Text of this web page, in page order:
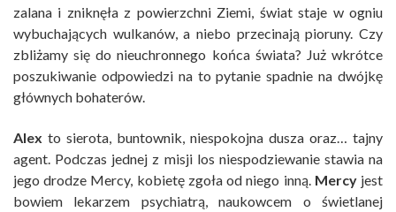
zalana i zniknęła z powierzchni Ziemi, świat staje w ogniu
wybuchających wulkanów, a niebo przecinają pioruny. Czy
zbliżamy się do nieuchronnego końca świata? Już wkrótce
poszukiwanie odpowiedzi na to pytanie spadnie na dwójkę
głównych bohaterów.
Alex to sierota, buntownik, niespokojna dusza oraz… tajny
agent. Podczas jednej z misji los niespodziewanie stawia na
jego drodze Mercy, kobietę zgoła od niego inną. Mercyjest
bowiem lekarzem psychiatrą, naukowcem o świetlanej